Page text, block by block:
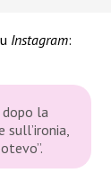
Instagram:
la